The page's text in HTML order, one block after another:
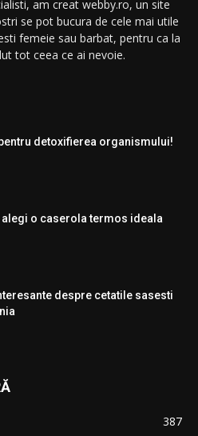
am creat webby.ro, un site
se pot bucura de cele mai utile
femeie sau barbat, pentru ca la
tot ceea ce ai nevoie.
detoxifierea organismului!
alegi o caserola termos ideala
despre cetatile sasesti
387